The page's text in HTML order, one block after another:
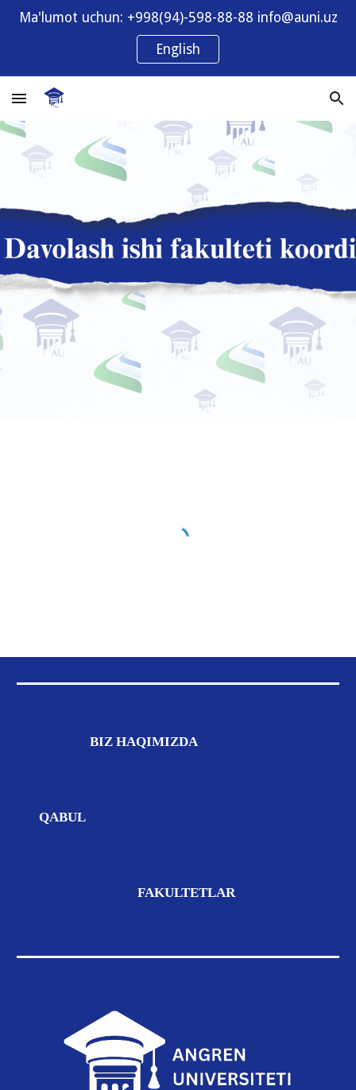
Ma'lumot uchun: +998(94)-598-88-88 info@auni.uz
English
BIZ HAQIMIZDA
QABUL
FAKULTETLAR